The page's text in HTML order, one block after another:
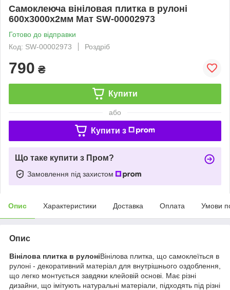
Самоклеюча вініловая плитка в рулоні
600х3000х2мм Мат SW-00002973
Готово до відправки
Код: SW-00002973
Роздріб
790 ₴
Купити
або
Купити з
Що таке купити з Пром?
Замовлення під захистом
Опис Характеристики Доставка Оплата Умови
Опис
Вінілова плитка в рулоніВінілова плитка, що самоклеїться в
рулоні - декоративний матеріал для внутрішнього оздоблення,
що легко монтується завдяки клейовій основі. Має різні
дизайни, що імітують натуральні матеріали, підходять під різні